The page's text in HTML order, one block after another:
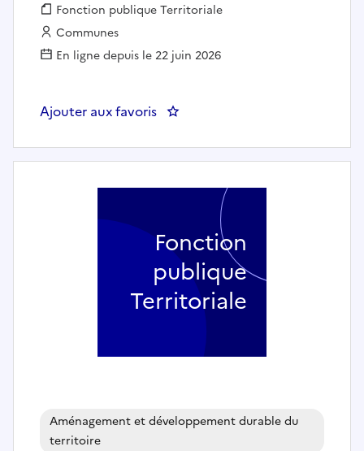
Fonction publique :
Fonction publique Territoriale
Employeur :
Communes
En ligne depuis le 22 juin 2026
Ajouter aux favoris : Instructeur du droit des sols
Aménagement et développement durable du
territoire
Fonction
publique
Territoriale